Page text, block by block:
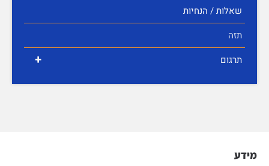
שאלות / הנחיות
תזה
+ תרגום
מידע